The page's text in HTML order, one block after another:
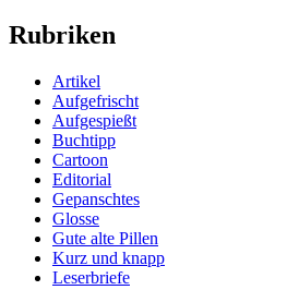
Rubriken
Artikel
Aufgefrischt
Aufgespießt
Buchtipp
Cartoon
Editorial
Gepanschtes
Glosse
Gute alte Pillen
Kurz und knapp
Leserbriefe